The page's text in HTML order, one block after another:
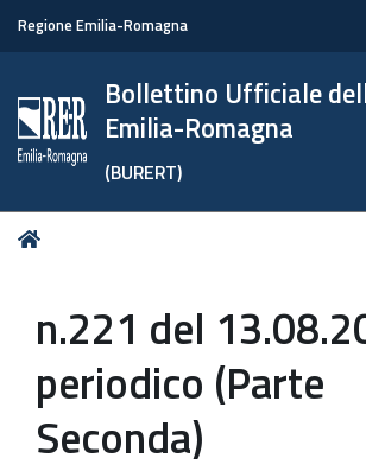
Regione Emilia-Romagna
Bollettino Ufficiale
Emilia-Romagna
(BURERT)
Tu
n.221 del
periodico (Parte
Seconda)